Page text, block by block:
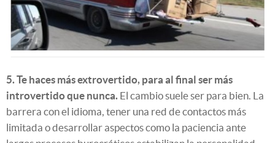
5. Te haces más extrovertido, para al final ser más
introvertido que nunca. El cambio suele ser para bien. La
barrera con el idioma, tener una red de contactos más
limitada o desarrollar aspectos como la paciencia ante